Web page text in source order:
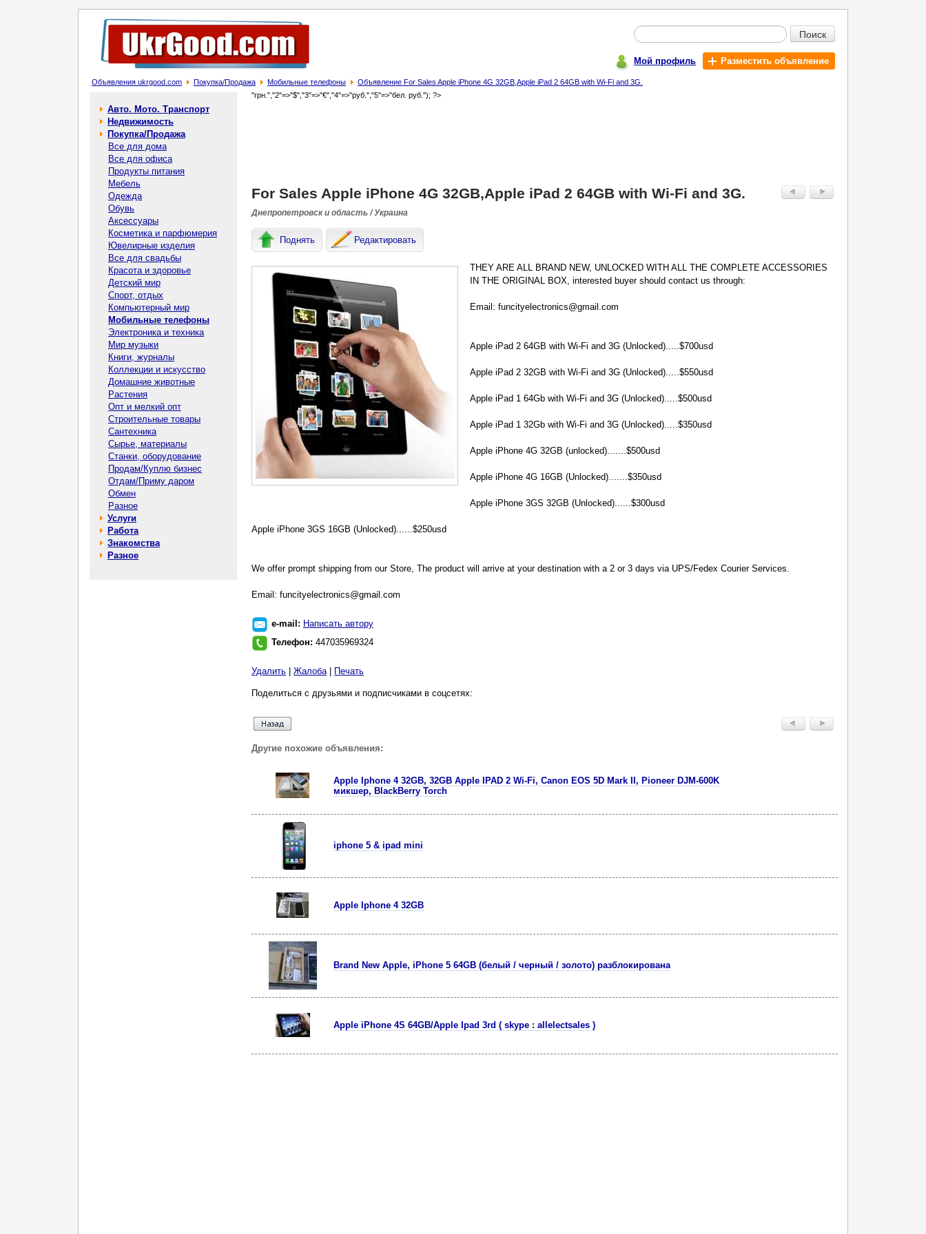
Поиск
Мой профиль Разместить объявление
Объявления ukrgood.com Покупка/Продажа Мобильные телефоны Объявление For Sales Apple iPhone 4G 32GB,Apple iPad 2 64GB with Wi-Fi and 3G.
Авто. Мото. Транспорт
Недвижимость
Покупка/Продажа
Все для дома
Все для офиса
Продукты питания
Мебель
Одежда
Обувь
Аксессуары
Косметика и парфюмерия
Ювелирные изделия
Все для свадьбы
Красота и здоровье
Детский мир
Спорт, отдых
Компьютерный мир
Мобильные телефоны
Электроника и техника
Мир музыки
Книги, журналы
Коллекции и искусство
Домашние животные
Растения
Опт и мелкий опт
Строительные товары
Сантехника
Сырье, материалы
Станки, оборудование
Продам/Куплю бизнес
Отдам/Приму даром
Обмен
Разное
Услуги
Работа
Знакомства
Разное
"грн.","2"=>"$","3"=>"€","4"=>"руб.","5"=>"бел. руб."); ?>
For Sales Apple iPhone 4G 32GB,Apple iPad 2 64GB with Wi-Fi and 3G.
Днепропетровск и область / Украина
Поднять Редактировать
THEY ARE ALL BRAND NEW, UNLOCKED WITH ALL THE COMPLETE ACCESSORIES
IN THE ORIGINAL BOX, interested buyer should contact us through:
Email: funcityelectronics@gmail.com
Apple iPad 2 64GB with Wi-Fi and 3G (Unlocked).....$700usd
Apple iPad 2 32GB with Wi-Fi and 3G (Unlocked).....$550usd
Apple iPad 1 64Gb with Wi-Fi and 3G (Unlocked).....$500usd
Apple iPad 1 32Gb with Wi-Fi and 3G (Unlocked).....$350usd
Apple iPhone 4G 32GB (unlocked).......$500usd
Apple iPhone 4G 16GB (Unlocked).......$350usd
Apple iPhone 3GS 32GB (Unlocked)......$300usd
Apple iPhone 3GS 16GB (Unlocked)......$250usd
We offer prompt shipping from our Store, The product will arrive at your destination with a 2 or 3 days via UPS/Fedex Courier Services.
Email: funcityelectronics@gmail.com
e-mail: Написать автору
Телефон: 447035969324
Удалить Жалоба| Печать
Поделиться с друзьями и подписчиками в соцсетях:
Другие похожие объявления:
Apple Iphone 4 32GB, 32GB Apple IPAD 2 Wi-Fi, Canon EOS 5D Mark II, Pioneer DJM-600K
микшер, BlackBerry Torch
iphone 5 & ipad mini
Apple Iphone 4 32GB
Brand New Apple, iPhone 5 64GB (белый / черный / золото) разблокирована
Apple iPhone 4S 64GB/Apple Ipad 3rd ( skype : allelectsales )